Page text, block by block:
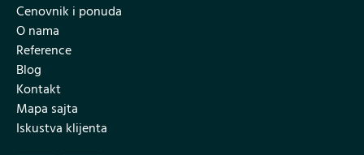
Cenovnik i ponuda
O nama
Reference
Blog
Kontakt
Mapa sajta
Iskustva klijenta